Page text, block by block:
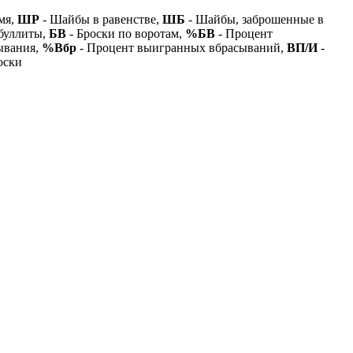
ШР - Шайбы в равенстве, ШБ - Шайбы, заброшенные в
БВ - Броски по воротам, %БВ - Процент
%Вбр - Процент выигранных вбрасываний, ВП/И-